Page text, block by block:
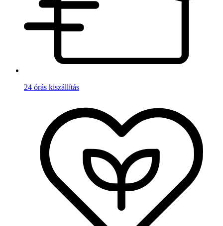
24 órás kiszállítás